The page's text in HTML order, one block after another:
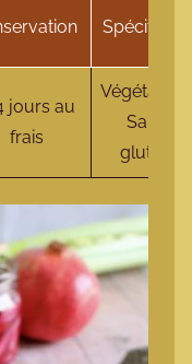
Spécificité
jours au
frais
Végétarien
Sans
gluten